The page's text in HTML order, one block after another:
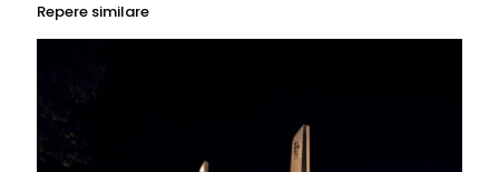
Repere similare